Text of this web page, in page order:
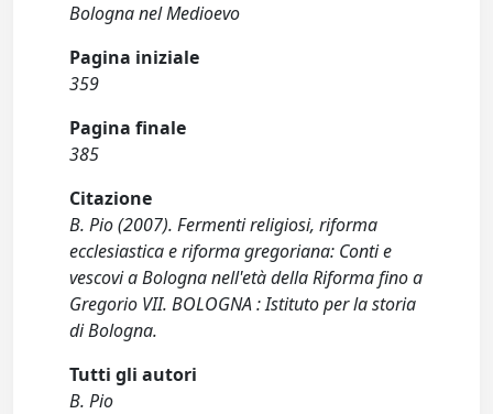
Bologna nel Medioevo
Pagina iniziale
359
Pagina finale
385
Citazione
B. Pio (2007). Fermenti religiosi, riforma
ecclesiastica e riforma gregoriana: Conti e
vescovi a Bologna nell'età della Riforma fino a
Gregorio VII. BOLOGNA : Istituto per la storia
di Bologna.
Tutti gli autori
B. Pio